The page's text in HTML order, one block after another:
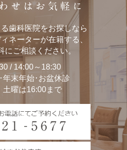
せはお気軽に
歯科医院をお探しなら
ネーターが在籍する、
にご相談ください。
/ 14:00～18:30
年末年始･お盆休診
曜は16:00まで